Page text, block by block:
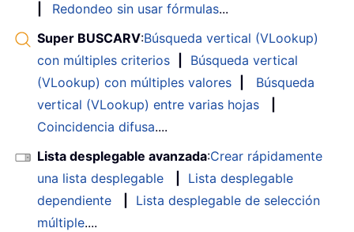
Redondeo sin usar fórmulas...
Super BUSCARV:Búsqueda vertical (VLookup)
con múltiples criterios
Búsqueda vertical
(VLookup) con múltiples valores
Búsqueda
vertical (VLookup) entre varias hojas
Coincidencia difusa....
Lista desplegable avanzada:Crear rápidamente
una lista desplegable
Lista desplegable
dependiente
Lista desplegable de selección
múltiple....